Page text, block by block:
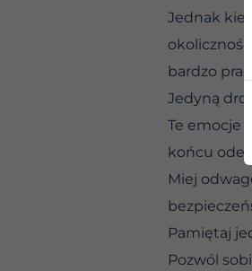
Jednak
bardzo
Jedyną
Te emocje
końcu
Miej
Pamiętaj
Pozwól